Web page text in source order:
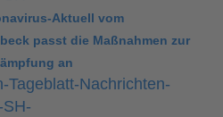
Aktuell vom
passt die Maßnahmen zur
an